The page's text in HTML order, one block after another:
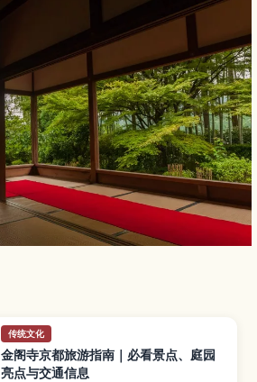
传统文化
金阁寺京都旅游指南｜必看景点、庭园
亮点与交通信息